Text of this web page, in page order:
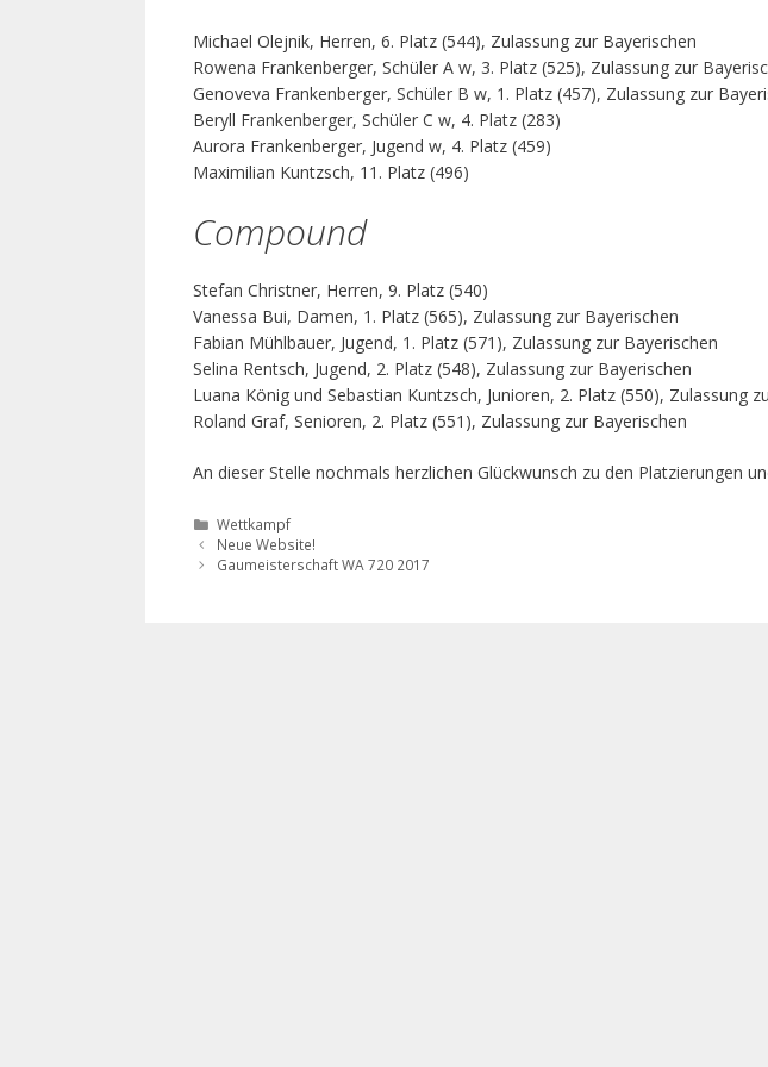
Michael Olejnik, Herren, 6. Platz (544), Zulassung zur Bayerischen
Rowena Frankenberger, Schüler A w, 3. Platz (525), Zulassung zur
Genoveva Frankenberger, Schüler B w, 1. Platz (457), Zulassung zur
Beryll Frankenberger, Schüler C w, 4. Platz (283)
Aurora Frankenberger, Jugend w, 4. Platz (459)
Maximilian Kuntzsch, 11. Platz (496)
Compound
Stefan Christner, Herren, 9. Platz (540)
Vanessa Bui, Damen, 1. Platz (565), Zulassung zur Bayerischen
Fabian Mühlbauer, Jugend, 1. Platz (571), Zulassung zur Bayerischen
Selina Rentsch, Jugend, 2. Platz (548), Zulassung zur Bayerischen
Luana König und Sebastian Kuntzsch, Junioren, 2. Platz (550), Zulassung
Roland Graf, Senioren, 2. Platz (551), Zulassung zur Bayerischen
An dieser Stelle nochmals herzlichen Glückwunsch zu den Platzierungen
Kategorien
Wettkampf
Neue Website!
Gaumeisterschaft WA 720 2017